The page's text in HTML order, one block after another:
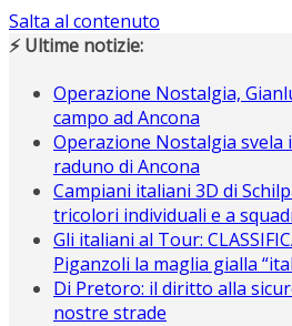
Salta al contenuto
⚡ Ultime notizie:
Operazione Nostalgia,
campo ad Ancona
Operazione Nostalgia
raduno di Ancona
Campiani italiani 3D di
tricolori individuali e a
Gli italiani al Tour:
Piganzoli la maglia gialla
Di Pretoro: il diritto alla
nostre strade